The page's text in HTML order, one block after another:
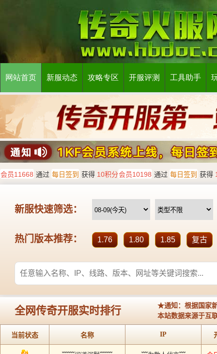
网站首页 新服动态 攻略专区 开服评测 工具助手